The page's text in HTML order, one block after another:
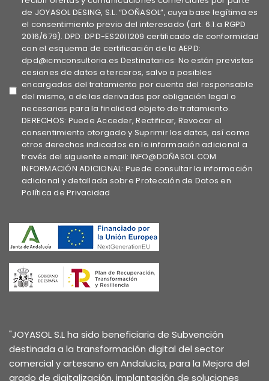
de JOYASOL DESING, S.L. “DOÑASOL”, cuya base legítima es
el consentimiento previo del interesado (art. 6.1.a RGPD
2016/679). DPD: DPD-ES2011209 certificado de conformidad
con el esquema de certificación de la AEPD:
dpd@icmconsultoria.es Destinatarios: No están previstas
cesiones de datos a terceros, salvo a posibles
encargados del tratamiento por cuenta del responsable
del mismo, o de las derivadas por obligación legal o
necesarias para la finalidad objeto de tratamiento.
DERECHOS: Puede Acceder, Rectificar, Revocar el
consentimiento otorgado y Suprimir los datos, así como
otros derechos indicados en la información adicional a
través del siguiente email: INFO@DOÑASOL.COM
INFORMACIÓN ADICIONAL: Puede consultar la información
adicional y detallada sobre Protección de Datos en
Política de Privacidad
"JOYASOL S.L ha sido beneficiaria de Subvención
destinada a la transformación digital del sector
comercial y artesano en Andalucía, para la Mejora del
grado de digitalización, implantación de soluciones